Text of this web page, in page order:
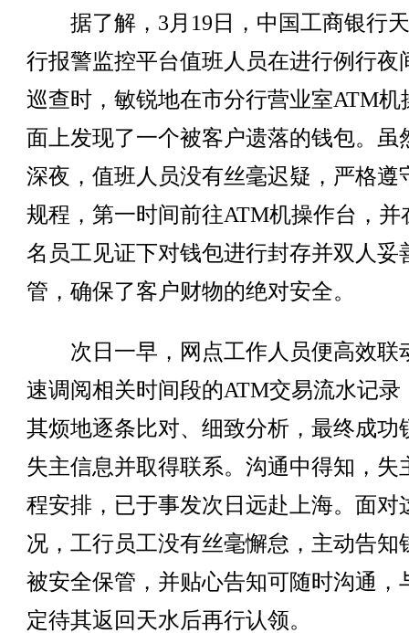
据了解，3月19日，中国工商银行
行报警监控平台值班人员在进行例行夜
巡查时，敏锐地在市分行营业室ATM机
面上发现了一个被客户遗落的钱包。虽
深夜，值班人员没有丝毫迟疑，严格遵
规程，第一时间前往ATM机操作台，并
名员工见证下对钱包进行封存并双人妥
管，确保了客户财物的绝对安全。
次日一早，网点工作人员便高效联
速调阅相关时间段的ATM交易流水记录
其烦地逐条比对、细致分析，最终成功
失主信息并取得联系。沟通中得知，失
程安排，已于事发次日远赴上海。面对
况，工行员工没有丝毫懈怠，主动告知
被安全保管，并贴心告知可随时沟通，
定待其返回天水后再行认领。